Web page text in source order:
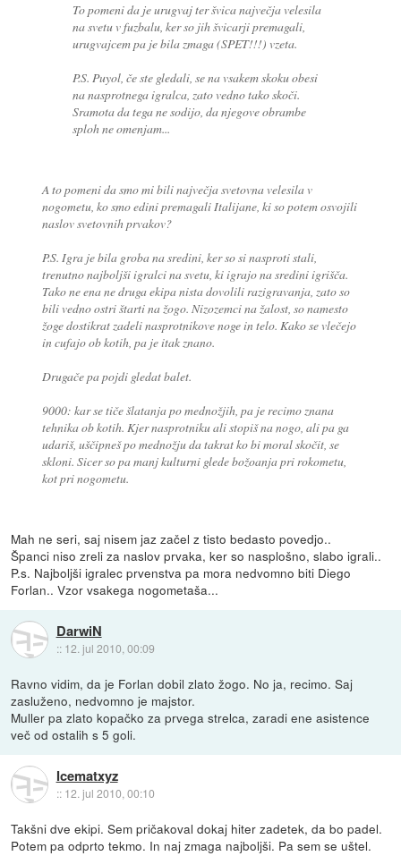
To pomeni da je urugvaj ter švica največja velesila
na svetu v fuzbalu, ker so jih švicarji premagali,
urugvajcem pa je bila zmaga (SPET!!!) vzeta.
P.S. Puyol, če ste gledali, se na vsakem skoku obesi
na nasprotnega igralca, zato vedno tako skoči.
Sramota da tega ne sodijo, da njegove obrambe
sploh ne omenjam...
A to pomeni da smo mi bili največja svetovna velesila v
nogometu, ko smo edini premagali Italijane, ki so potem osvojili
naslov svetovnih prvakov?
P.S. Igra je bila groba na sredini, ker so si nasproti stali,
trenutno najboljši igralci na svetu, ki igrajo na sredini igrišča.
Tako ne ena ne druga ekipa nista dovolili razigravanja, zato so
bili vedno ostri štarti na žogo. Nizozemci na žalost, so namesto
žoge dostikrat zadeli nasprotnikove noge in telo. Kako se vlečejo
in cufajo ob kotih, pa je itak znano.
Drugače pa pojdi gledat balet.
9000: kar se tiče šlatanja po mednožjih, pa je recimo znana
tehnika ob kotih. Kjer nasprotniku ali stopiš na nogo, ali pa ga
udariš, uščipneš po mednožju da takrat ko bi moral skočit, se
skloni. Sicer so pa manj kulturni glede božoanja pri rokometu,
kot pri nogometu.
Mah ne seri, saj nisem jaz začel z tisto bedasto povedjo..
Španci niso zreli za naslov prvaka, ker so nasplošno, slabo igrali..
P.s. Najboljši igralec prvenstva pa mora nedvomno biti Diego
Forlan.. Vzor vsakega nogometaša...
DarwiN
:: 12. jul 2010, 00:09
Ravno vidim, da je Forlan dobil zlato žogo. No ja, recimo. Saj
zasluženo, nedvomno je majstor.
Muller pa zlato kopačko za prvega strelca, zaradi ene asistence
več od ostalih s 5 goli.
Icematxyz
:: 12. jul 2010, 00:10
Takšni dve ekipi. Sem pričakoval dokaj hiter zadetek, da bo padel.
Potem pa odprto tekmo. In naj zmaga najboljši. Pa sem se uštel.